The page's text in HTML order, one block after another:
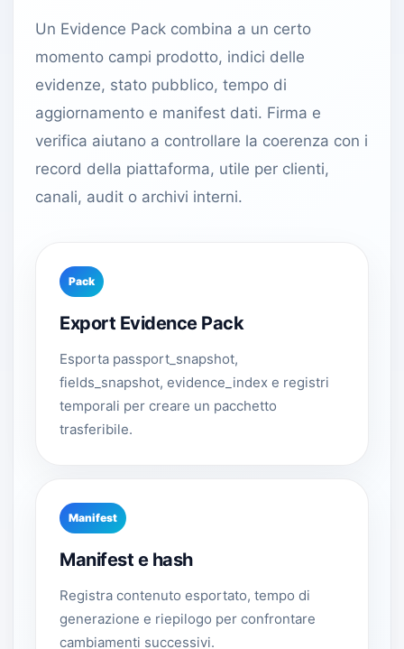
Un Evidence Pack combina a un certo
momento campi prodotto, indici delle
evidenze, stato pubblico, tempo di
aggiornamento e manifest dati. Firma e
verifica aiutano a controllare la coerenza con i
record della piattaforma, utile per clienti,
canali, audit o archivi interni.
Pack
Export Evidence Pack
Esporta passport_snapshot,
fields_snapshot, evidence_index e registri
temporali per creare un pacchetto
trasferibile.
Manifest
Manifest e hash
Registra contenuto esportato, tempo di
generazione e riepilogo per confrontare
cambiamenti successivi.